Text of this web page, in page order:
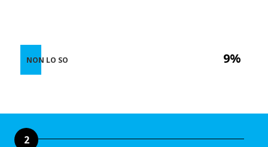
9%
NON LO SO
2